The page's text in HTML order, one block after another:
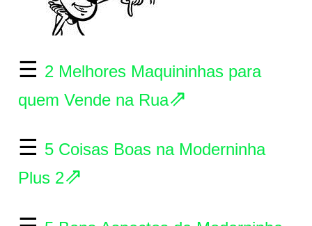
☰ 2 Melhores Maquininhas para
quem Vende na Rua⇗
☰ 5 Coisas Boas na Moderninha
Plus 2⇗